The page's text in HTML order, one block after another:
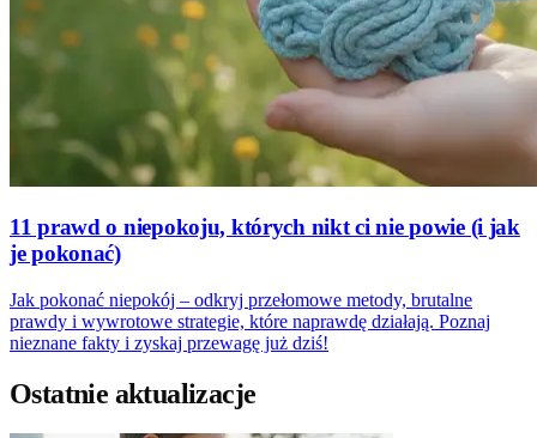
11 prawd o niepokoju, których nikt ci nie powie (i jak
je pokonać)
Jak pokonać niepokój – odkryj przełomowe metody, brutalne
prawdy i wywrotowe strategie, które naprawdę działają. Poznaj
nieznane fakty i zyskaj przewagę już dziś!
Ostatnie aktualizacje